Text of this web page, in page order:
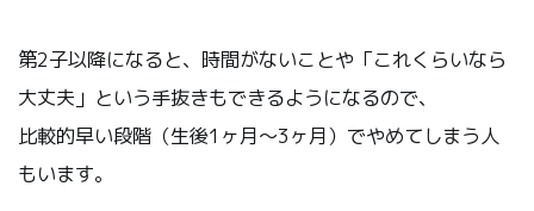
第2子以降になると、時間がないことや「これくらいなら
大丈夫」という手抜きもできるようになるので、
比較的早い段階（生後1ヶ月～3ヶ月）でやめてしまう人
もいます。